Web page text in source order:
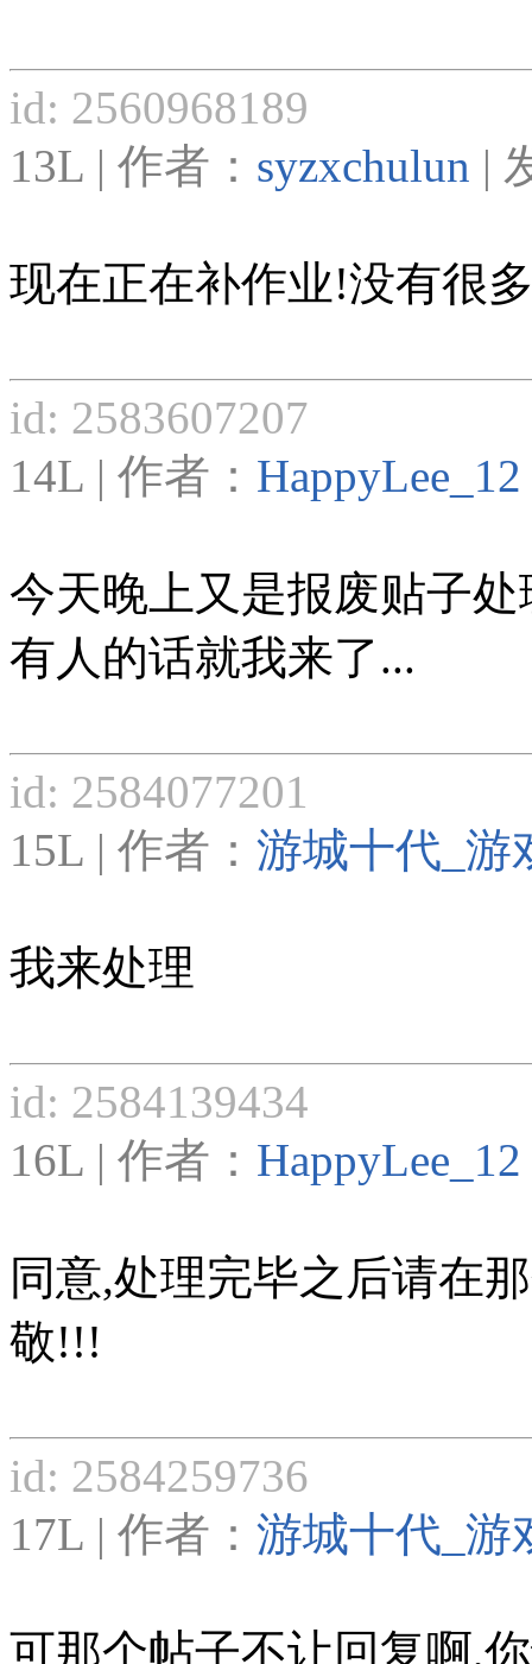
id: 2560968189
13L | 作者： syzxchulun |
现在正在补作业!没有很
id: 2583607207
14L | 作者： HappyLee_12
今天晚上又是报废贴子
有人的话就我来了...
id: 2584077201
15L | 作者： 游城十代_游
我来处理
id: 2584139434
16L | 作者： HappyLee_12
同意,处理完毕之后请在
敬!!!
id: 2584259736
17L | 作者： 游城十代_游
可那个帖子不让回复啊,